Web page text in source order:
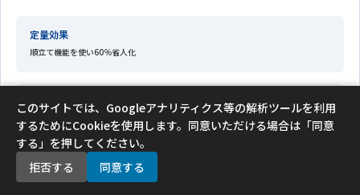
定量効果
順立て機能を使い60％省人化
定性効果
対象作業の省スペース化
関連資料はこちらから
このサイトでは、Googleアナリティクス等の解析ツールを利用
するためにCookieを使用します。同意いただける場合は「同意
する」を押してください。
拒否する
同意する